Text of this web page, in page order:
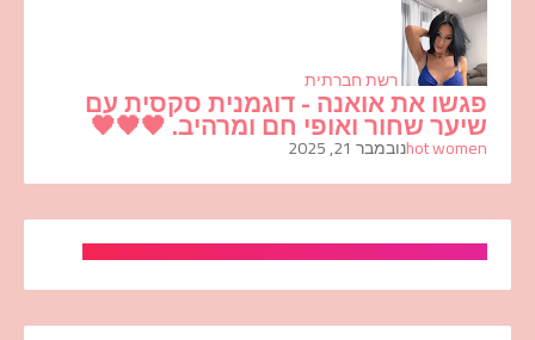
רשת חברתית
פגשו את אואנה - דוגמנית סקסית עם
שיער שחור ואופי חם ומרהיב. 🖤🖤🖤
hot womenנובמבר 21, 2025